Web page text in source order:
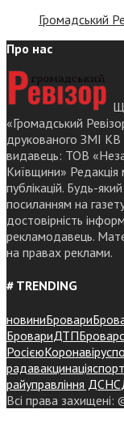
Громадський
Про нас
«Громадський
друкованого ЗМІ
видавець: ТОВ
Київщини»
публікацій. Будь-
посиланням на
достовірність
рекламодавець.
на правах реклами.
# TRENDING
новиниБровари
БровариДТП
РосієюКоронавірус
радавакцинаціяспорт
райуправління ДСНС
Всі права захищені: